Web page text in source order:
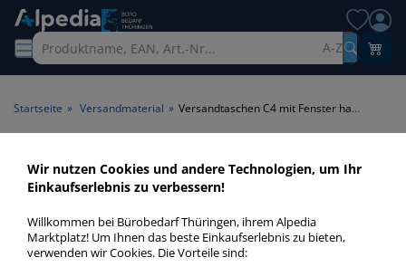
A-Z
Startseite » Versandmaterial » Versandtaschen C4 mit Fenster haftklebend
Versandtaschen C4 mit
Fenster haftklebend > Format
C4 > Fenster mit Fenster >
Klebung haftklebend
Wir nutzen Cookies und andere Technologien, um Ihr
Einkaufserlebnis zu verbessern!
Willkommen bei Bürobedarf Thüringen, ihrem Alpedia
Marktplatz! Um Ihnen das beste Einkaufserlebnis zu bieten,
verwenden wir Cookies. Die Vorteile sind: